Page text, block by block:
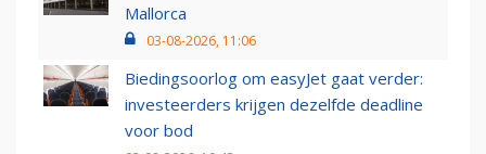
Mallorca
03-08-2026, 11:06
Biedingsoorlog om easyJet gaat verder:
investeerders krijgen dezelfde deadline
voor bod